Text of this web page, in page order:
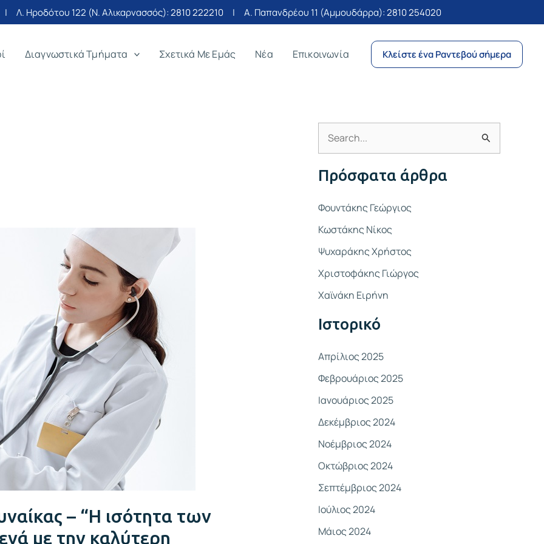
| Λ. Ηροδότου 122 (Ν. Αλικαρνασσός):2810 222210 | Α. Παπανδρέου 11 (Αμμουδάρρα):2810 254020
Διαγνωστικά Τμήματα Σχετικά Με Εμάς Νέα Επικοινωνία Κλείστε ένα Ραντεβού σήμερα
– “Η ισότητα των
με την καλύτερη
α
τ
η
σ
η
α
:
Πρόσφατα άρθρα
Φουντάκης Γεώργιος
Κωστάκης Νίκος
Ψυχαράκης Χρήστος
Χριστοφάκης Γιώργος
Χαϊνάκη Ειρήνη
Ιστορικό
Απρίλιος 2025
Φεβρουάριος 2025
Ιανουάριος 2025
Δεκέμβριος 2024
Νοέμβριος 2024
Οκτώβριος 2024
Σεπτέμβριος 2024
Ιούλιος 2024
Μάιος 2024